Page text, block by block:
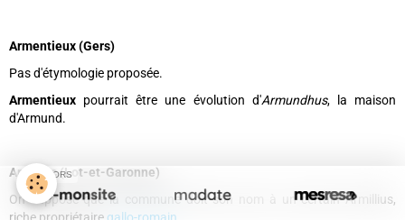
Armentieux (Gers)
Pas d'étymologie proposée.
Armentieux pourrait être une évolution d'Armundhus, la maison
d'Armund.
Armillac (Lot-et-Garonne)
On suppose que la commune doit son nom à un certain Armillius,
riche propriétaire gallo-romain
SPONSORS